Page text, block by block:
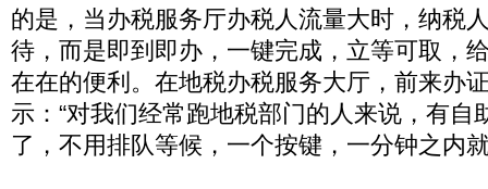
的是，当办税服务厅办税人流量大时，纳税
待，而是即到即办，一键完成，立等可取，
在在的便利。在地税办税服务大厅，前来办
示：“对我们经常跑地税部门的人来说，有自
了，不用排队等候，一个按键，一分钟之内